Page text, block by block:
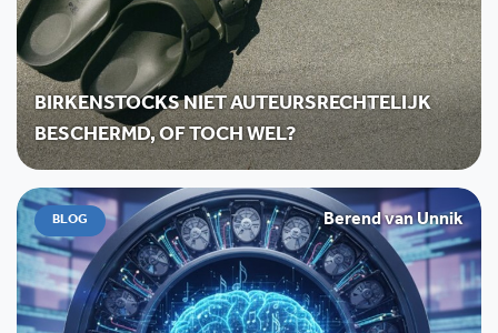
BIRKENSTOCKS NIET AUTEURSRECHTELIJK
BESCHERMD, OF TOCH WEL?
BLOG Berend van Unnik